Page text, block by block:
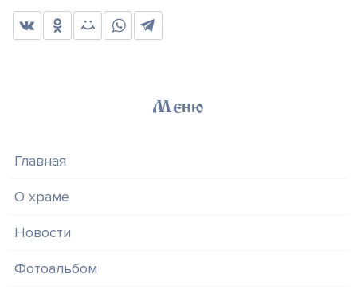
Меню
Главная
О храме
Новости
Фотоальбом